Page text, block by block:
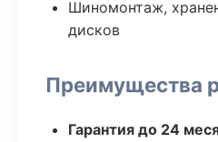
Шиномонтаж,
дисков
Преимущества
Гарантия до 24